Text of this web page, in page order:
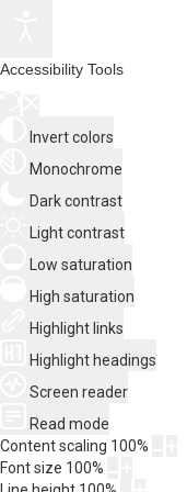
Accessibility Tools
Invert colors
Monochrome
Dark contrast
Light contrast
Low saturation
High saturation
Highlight links
Highlight headings
Screen reader
Read mode
Content scaling 100%
Font size 100%